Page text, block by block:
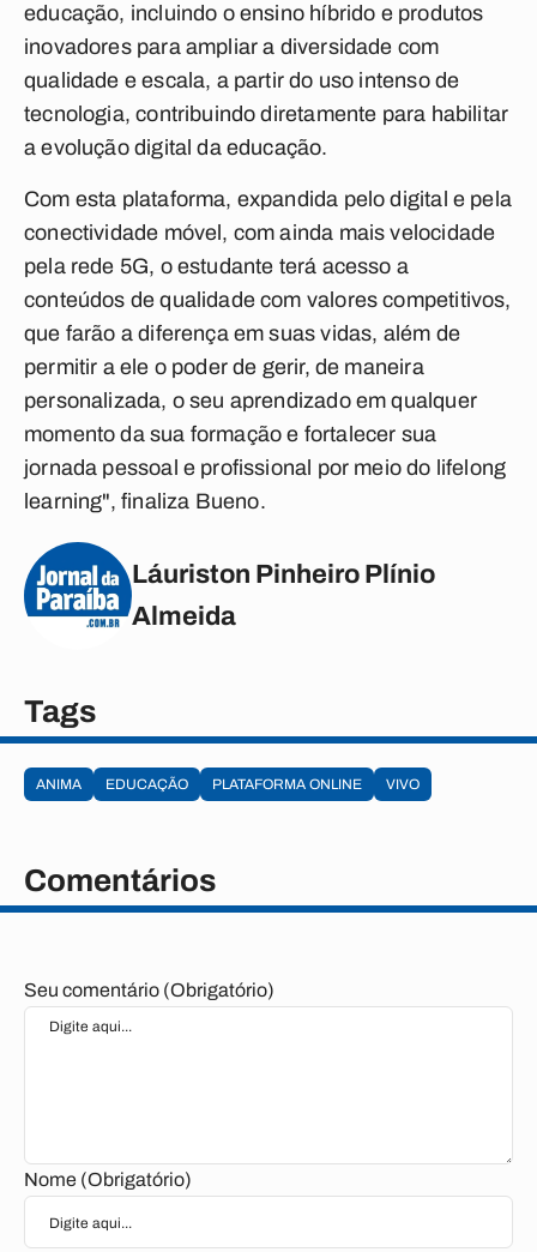
educação, incluindo o ensino híbrido e produtos
inovadores para ampliar a diversidade com
qualidade e escala, a partir do uso intenso de
tecnologia, contribuindo diretamente para habilitar
a evolução digital da educação.
Com esta plataforma, expandida pelo digital e pela
conectividade móvel, com ainda mais velocidade
pela rede 5G, o estudante terá acesso a
conteúdos de qualidade com valores competitivos,
que farão a diferença em suas vidas, além de
permitir a ele o poder de gerir, de maneira
personalizada, o seu aprendizado em qualquer
momento da sua formação e fortalecer sua
jornada pessoal e profissional por meio do lifelong
learning", finaliza Bueno.
Láuriston Pinheiro Plínio
Almeida
Tags
ANIMA EDUCAÇÃO PLATAFORMA ONLINE VIVO
Comentários
Seu comentário (Obrigatório)
Nome (Obrigatório)